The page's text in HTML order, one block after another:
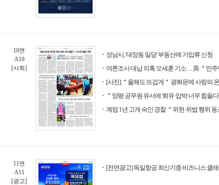
10면
A10
[사회]
성남시, '대장동 일당' 부동산에 가압류 신청
여론조사 대납 의혹 오세훈 기소… 吳 ＂민
[사진] ＂올해도 뜨겁게＂ 광화문에 사랑의
＂양평 공무원 유서에 '회유·압박 너무 힘들
계엄 1년 고개 숙인 경찰 ＂위헌·위법 행위
11면
A11
[광고]
[전면광고] 독일항공 최신기종 비즈니스 클